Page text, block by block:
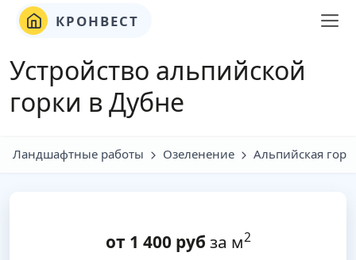
КРОНВЕСТ
Устройство альпийской
горки в Дубне
Ландшафтные работы Озеленение Альпийская
от 1 400руб за м2